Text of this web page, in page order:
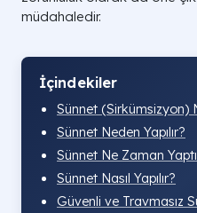
müdahaledir.
İçindekiler
Sünnet (Sirkümsizyon)
Sünnet Neden Yapılır?
Sünnet Ne Zaman
Sünnet Nasıl Yapılır?
Güvenli ve Travmasız